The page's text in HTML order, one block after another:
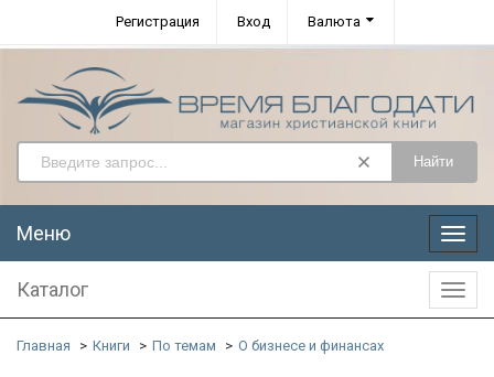
Регистрация Вход Валюта
Найти
Меню
Меню
Каталог
Главная Книги По темам О бизнесе и финансах